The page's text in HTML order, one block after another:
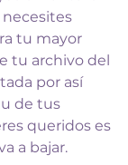
tu mayor
tu archivo del
por así
de tus
queridos es
a bajar.